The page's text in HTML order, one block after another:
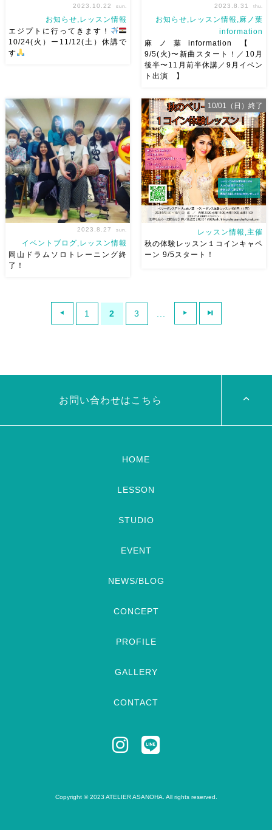
10/24(火）〜11/11(土）まで
お休みとなります
レッスン
は11/14(火）から再開となりま
す
体験レ […]
2023.10.22 sun.
お知らせ,レッスン情報
エジプトに行ってきます！
10/24(火）ー11/12(土）休講で
す
こんにちは！8月ももう終わ
り、9/5(火）から新曲スタート
向けての曲となりますので み
なさん張り切っていきましょう
♡ ［ 9/5(火)〜新曲スター
ト！ ］ 今回はエジ […]
2023.8.31 thu.
お知らせ,レッスン情報,麻ノ葉
information
麻ノ葉information 【
9/5(火)〜新曲スタート！／10月
後半〜11月前半休講／9月イベン
ト出演 】
した！ 終わった時、「楽しか
ったー！」と言ってくださり、
2023.8.27 sun.
イベントブログ,レッスン情報
岡山ドラムソロトレーニング終
了！
１コインキャンペーンをスター
トいたします！ ・新しいこと
レッスン情報,主催
秋の体験レッスン１コインキャペ
ーン 9/5スタート！
10/01（日）終了
1 2 3
お問い合わせはこちら
HOME
LESSON
STUDIO
EVENT
NEWS/BLOG
CONCEPT
PROFILE
GALLERY
CONTACT
Copyright © 2023 ATELIER ASANOHA. All rights reserved.